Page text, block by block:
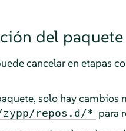
del
cancelar en etapas
solo hay cambios
repos.d/* para